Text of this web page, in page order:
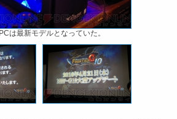
は最新モデルとなっていた。